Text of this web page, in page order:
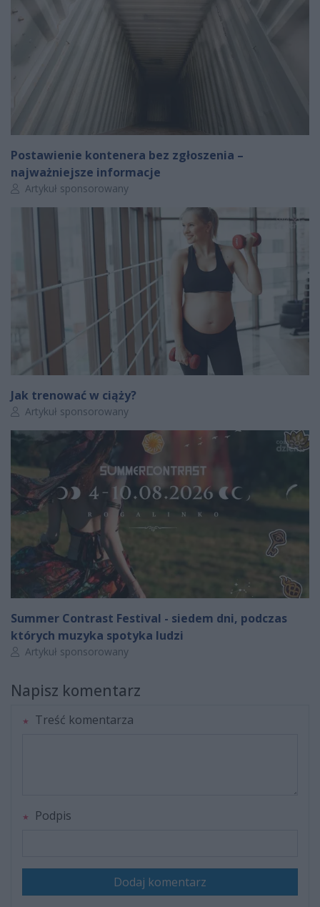
Postawienie kontenera bez zgłoszenia –
najważniejsze informacje
Autor artykułu:
Artykuł sponsorowany
Jak trenować w ciąży?
Autor artykułu:
Artykuł sponsorowany
Summer Contrast Festival - siedem dni, podczas
których muzyka spotyka ludzi
Autor artykułu:
Artykuł sponsorowany
Napisz komentarz
Treść komentarza
Podpis
Dodaj komentarz